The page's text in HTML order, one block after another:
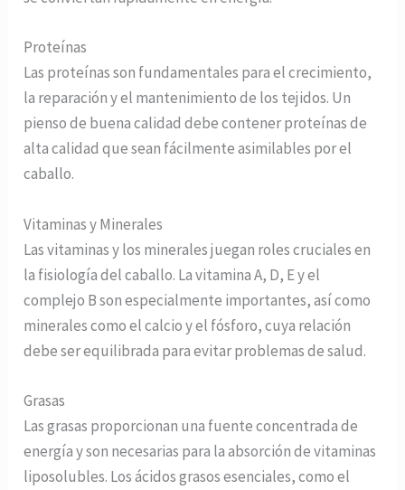
Proteínas
Las proteínas son fundamentales para el crecimiento,
la reparación y el mantenimiento de los tejidos. Un
pienso de buena calidad debe contener proteínas de
alta calidad que sean fácilmente asimilables por el
caballo.
Vitaminas y Minerales
Las vitaminas y los minerales juegan roles cruciales en
la fisiología del caballo. La vitamina A, D, E y el
complejo B son especialmente importantes, así como
minerales como el calcio y el fósforo, cuya relación
debe ser equilibrada para evitar problemas de salud.
Grasas
Las grasas proporcionan una fuente concentrada de
energía y son necesarias para la absorción de vitaminas
liposolubles. Los ácidos grasos esenciales, como el